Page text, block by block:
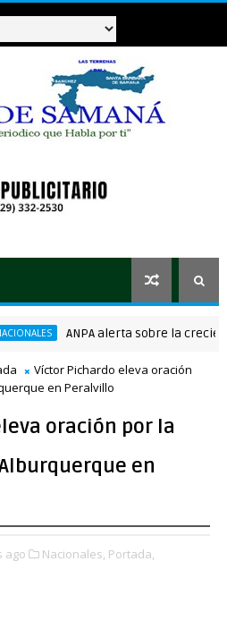
ANPA alerta sobre la creciente
Víctor Pichardo eleva oración
en Peralvillo
oración por la
en
ago Nacionales, Portada,